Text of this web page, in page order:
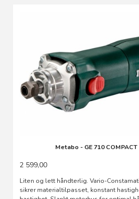
Metabo - GE 710
2 599,00
Liten og lett håndterlig. Vario-
sikrer materialtilpasset, konstant